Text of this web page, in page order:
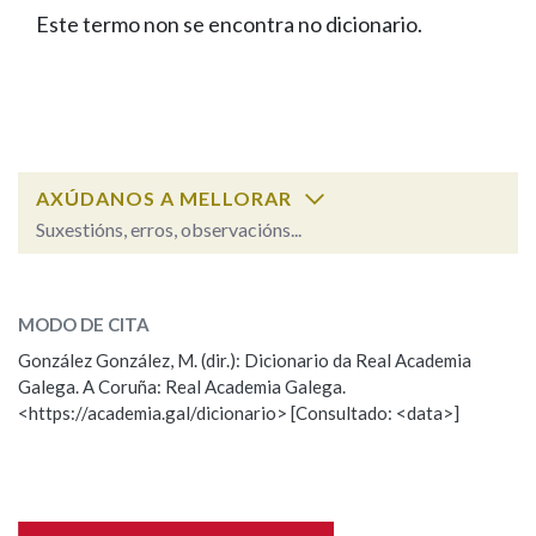
FIGURAS HOMENAXEADAS
PORTAL DAS PALABRAS
Facebook
TwitterYoutubeInstagram
Bluesky
BUSCAR NOS LEMAS
Remata por
BUSCAR NO CONTIDO
Nas definicións
Este termo non se encontra no dicionario.
AXÚDANOS A MELLORAR
Suxestións, erros, observacións...
Observación
Nome
MODO DE CITA
González González, M. (dir.): Dicionario da Real Academia
Galega. A Coruña: Real Academia Galega.
<https://academia.gal/dicionario> [Consultado: <data>]